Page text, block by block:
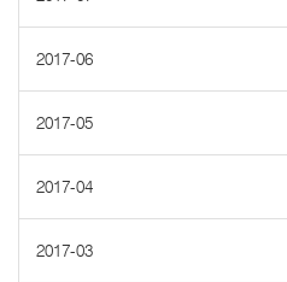
2017-06
2017-05
2017-04
2017-03